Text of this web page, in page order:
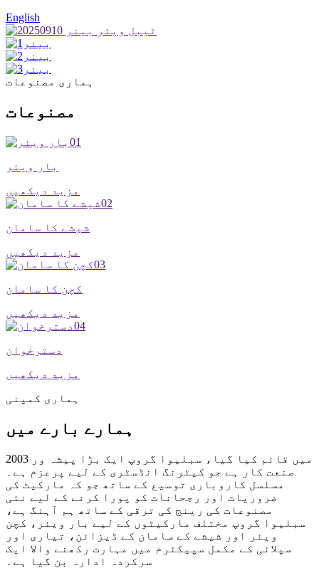
English
ہماری مصنوعات
مصنوعات
01
بار ویئر
مزید دیکھیں
02
شیشے کا سامان
مزید دیکھیں
03
کچن کا سامان
مزید دیکھیں
04
دسترخوان
مزید دیکھیں
ہماری کمپنی
ہمارے بارے میں
2003 میں قائم کیا گیا، سبلیوا گروپ ایک بڑا پیشہ ور
صنعت کار ہے جو کیٹرنگ انڈسٹری کے لیے پرعزم ہے۔
مسلسل کاروباری توسیع کے ساتھ جو کہ مارکیٹ کی
ضروریات اور رجحانات کو پورا کرنے کے لیے نئی
مصنوعات کی رینج کی ترقی کے ساتھ ہم آہنگ ہے،
سبلیوا گروپ مختلف مارکیٹوں کے لیے بار ویئر، کچن
ویئر اور شیشے کے سامان کے ڈیزائن، تیاری اور
سپلائی کے مکمل سپیکٹرم میں مہارت رکھنے والا ایک
سرکردہ ادارہ بن گیا ہے۔